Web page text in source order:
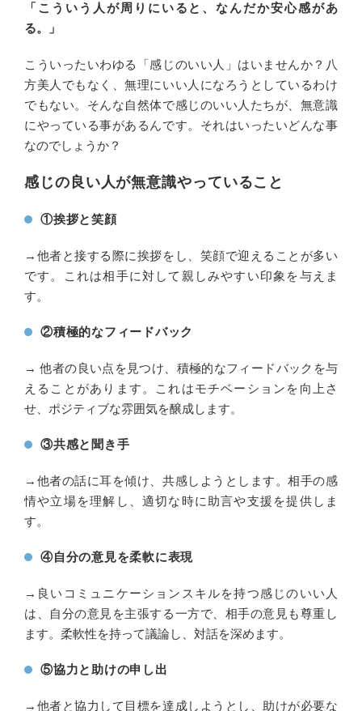
「こういう人が周りにいると、なんだか安心感があ
る。」
こういったいわゆる「感じのいい人」はいませんか？八
方美人でもなく、無理にいい人になろうとしているわけ
でもない。そんな自然体で感じのいい人たちが、無意識
にやっている事があるんです。それはいったいどんな事
なのでしょうか？
感じの良い人が無意識やっていること
①挨拶と笑顔
→他者と接する際に挨拶をし、笑顔で迎えることが多い
です。これは相手に対して親しみやすい印象を与えま
す。
②積極的なフィードバック
→ 他者の良い点を見つけ、積極的なフィードバックを与
えることがあります。これはモチベーションを向上さ
せ、ポジティブな雰囲気を醸成します。
③共感と聞き手
→他者の話に耳を傾け、共感しようとします。相手の感
情や立場を理解し、適切な時に助言や支援を提供しま
す。
④自分の意見を柔軟に表現
→良いコミュニケーションスキルを持つ感じのいい人
は、自分の意見を主張する一方で、相手の意見も尊重し
ます。柔軟性を持って議論し、対話を深めます。
⑤協力と助けの申し出
→他者と協力して目標を達成しようとし、助けが必要な